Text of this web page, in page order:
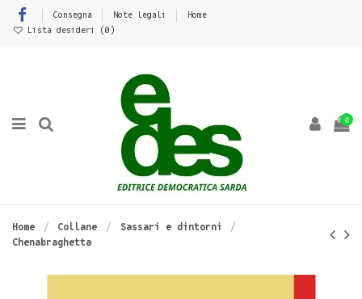
Consegna Note legali
Home
Lista desideri (0 )
0
Home Collane
Sassari e dintorni
Chenabraghetta